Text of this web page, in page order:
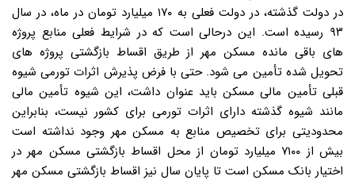
در دولت گذشته، در دولت فعلی به ۱۷۰ میلیارد تومان در ماه، در سال
۹۳ رسیده است. این درحالی است که در شرایط فعلی منابع پروژه
های باقی مانده مسکن مهر از طریق اقساط بازگشتی پروژه های
تحویل شده تأمین می شود. حتی با فرض پذیرش اثرات تورمی شیوه
قبلی تأمین مالی مسکن باید عنوان داشت، این شیوه تأمین مالی
مانند شیوه گذشته دارای اثرات تورمی برای کشور نیست، بنابراین
محدودیتی برای تخصیص منابع به مسکن مهر وجود نداشته است
بیش از ۷۱۰۰ میلیارد تومان از محل اقساط بازگشتی مسکن مهر در
اختیار بانک مسکن است تا پایان سال نیز اقساط بازگشتی مسکن مهر